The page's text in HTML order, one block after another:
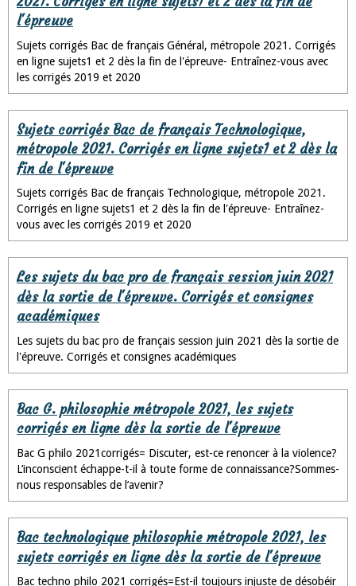
l'épreuve
Sujets corrigés Bac de français Général, métropole 2021. Corrigés
en ligne sujets1 et 2 dès la fin de l'épreuve- Entraînez-vous avec
les corrigés 2019 et 2020
Sujets corrigés Bac de français Technologique,
métropole 2021. Corrigés en ligne sujets1 et 2 dès la
fin de l'épreuve
Sujets corrigés Bac de français Technologique, métropole 2021.
Corrigés en ligne sujets1 et 2 dès la fin de l'épreuve- Entraînez-
vous avec les corrigés 2019 et 2020
Les sujets du bac pro de français session juin 2021
dès la sortie de l'épreuve. Corrigés et consignes
académiques
Les sujets du bac pro de français session juin 2021 dès la sortie de
l'épreuve. Corrigés et consignes académiques
Bac G. philosophie métropole 2021, les sujets
corrigés en ligne dès la sortie de l'épreuve
Bac G philo 2021corrigés= Discuter, est-ce renoncer à la violence?
L’inconscient échappe-t-il à toute forme de connaissance?Sommes-
nous responsables de l’avenir?
Bac technologique philosophie métropole 2021, les
sujets corrigés en ligne dès la sortie de l'épreuve
Bac techno philo 2021 corrigés=Est-il toujours injuste de désobéir